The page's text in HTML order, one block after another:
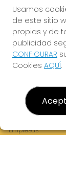
¡La Tres
¿Quiénes somos?
Comprar lotería
Resultados
Empresas
Usamos
de este sitio
propias y de
publicidad
CONFIGURAR
Cookies AQUÍ.